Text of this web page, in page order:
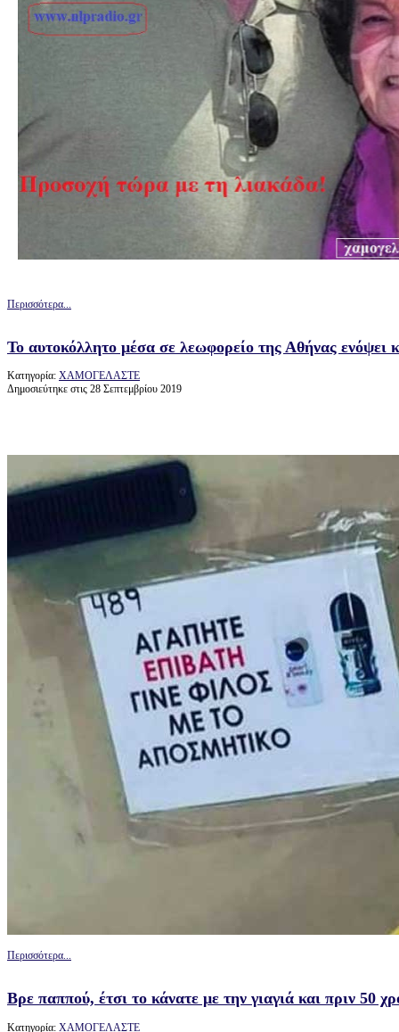
Περισσότερα...
Το αυτοκόλλητο μέσα σε λεωφορείο της Αθήνας ενόψει
Κατηγορία: ΧΑΜΟΓΕΛΑΣΤΕ
Δημοσιεύτηκε στις 28 Σεπτεμβρίου 2019
Περισσότερα...
Βρε παππού, έτσι το κάνατε με την γιαγιά και πριν 50
Κατηγορία: ΧΑΜΟΓΕΛΑΣΤΕ